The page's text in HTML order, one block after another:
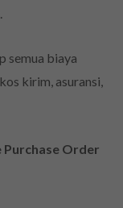
semua biaya
kirim, asuransi,
Purchase Order